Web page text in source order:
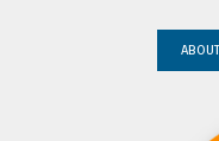
ABOUT